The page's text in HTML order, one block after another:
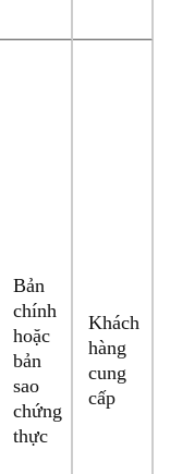
Bản
chính
hoặc
bản
sao
chứng
thực
Khách
hàng
cung
cấp